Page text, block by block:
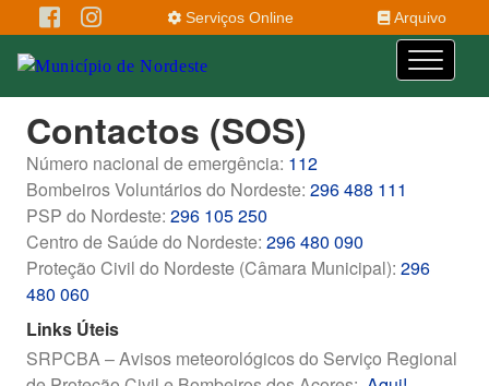
Serviços Online Arquivo
Contactos (SOS)
Número nacional de emergência: 112
Bombeiros Voluntários do Nordeste: 296 488 111
PSP do Nordeste: 296 105 250
Centro de Saúde do Nordeste: 296 480 090
Proteção Civil do Nordeste (Câmara Municipal): 296
480 060
Links Úteis
SRPCBA – Avisos meteorológicos do Serviço Regional